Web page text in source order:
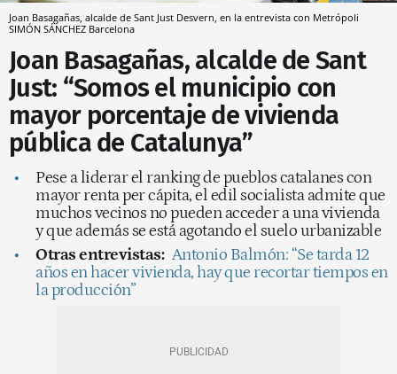
Joan Basagañas, alcalde de Sant Just Desvern, en la entrevista con Metrópoli
SIMÓN SÁNCHEZ Barcelona
Joan Basagañas, alcalde de Sant
Just: “Somos el municipio con
mayor porcentaje de vivienda
pública de Catalunya”
Pese a liderar el ranking de pueblos catalanes con
mayor renta per cápita, el edil socialista admite que
muchos vecinos no pueden acceder a una vivienda
y que además se está agotando el suelo urbanizable
Otras entrevistas: Antonio Balmón: “Se tarda 12
años en hacer vivienda, hay que recortar tiempos en
la producción”